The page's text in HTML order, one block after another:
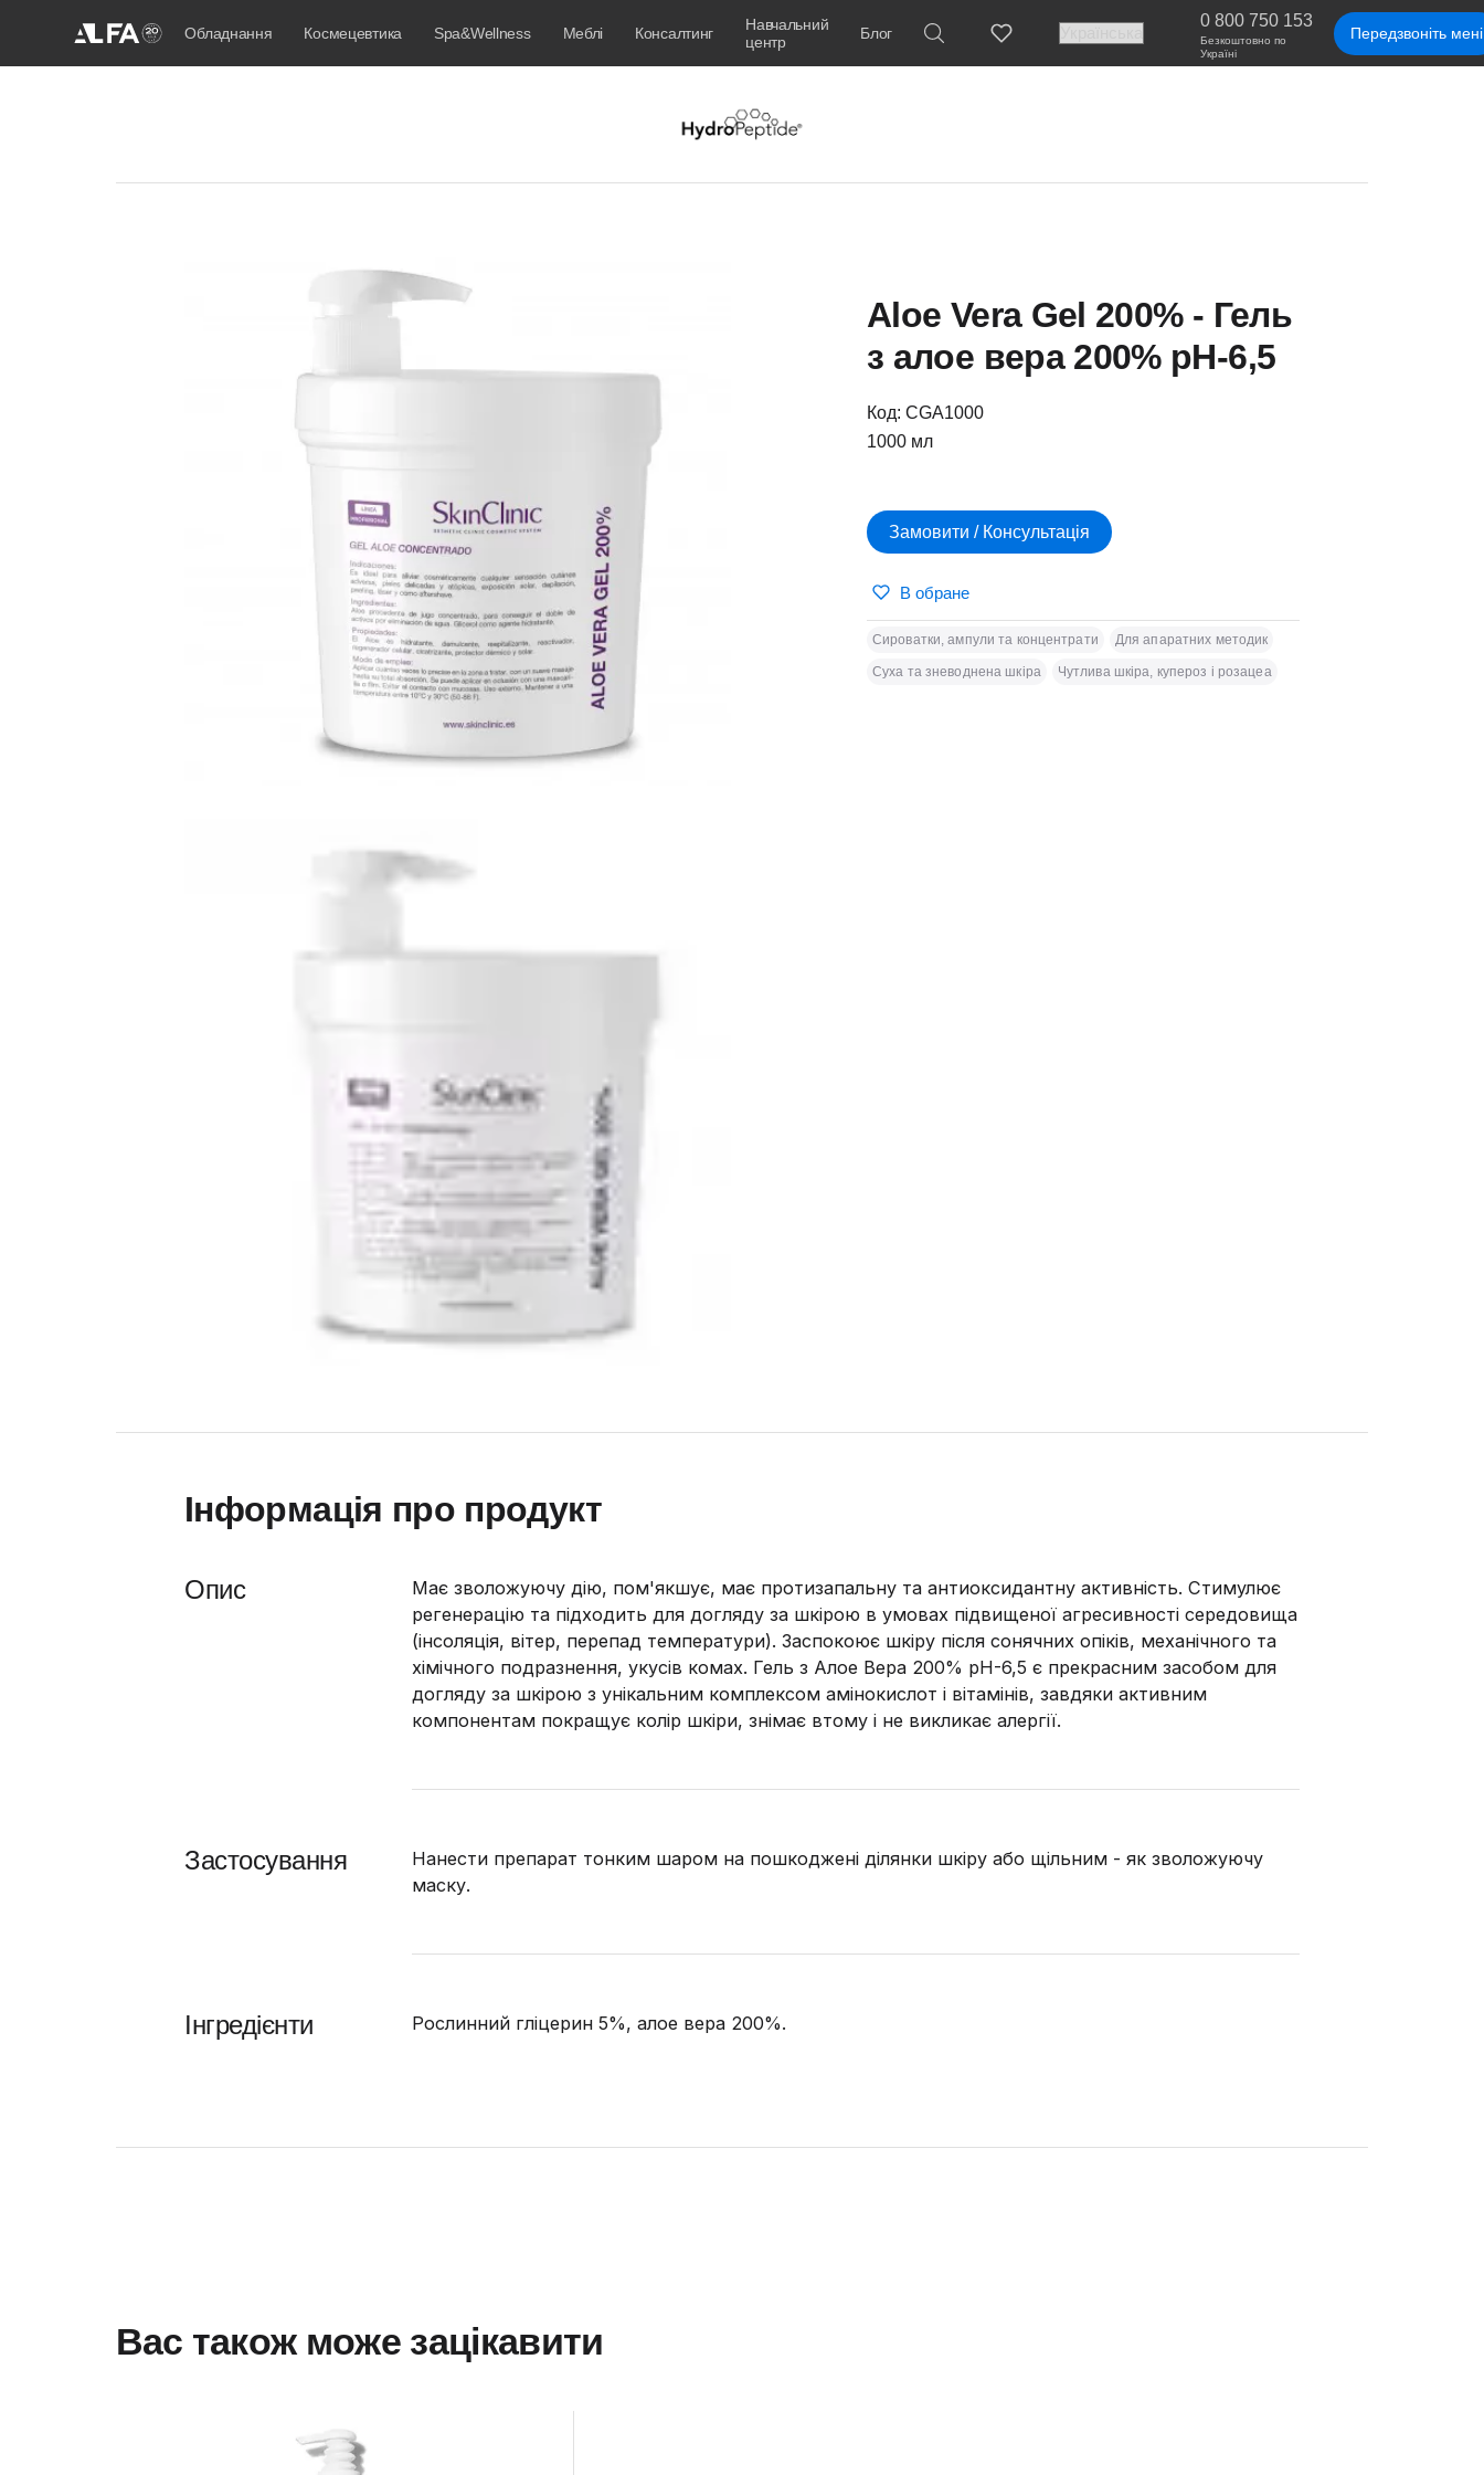
Обладнання Космецевтика Spa&Wellness Меблі Консалтинг
Навчальний
центр
Блог
0 800 750 153
Безкоштовно по
Україні
Передзвоніть мені
Aloe Vera Gel 200% - Гель
з алое вера 200% рН-6,5
Код: CGA1000
1000 мл
Замовити / Консультація
В обране
Сироватки, ампули та концентрати Для апаратних методик
Суха та зневоднена шкіра Чутлива шкіра, купероз і розацеа
Інформація про продукт
Опис
Має зволожуючу дію, пом'якшує, має протизапальну та антиоксидантну активність. Стимулює
регенерацію та підходить для догляду за шкірою в умовах підвищеної агресивності середовища
(інсоляція, вітер, перепад температури). Заспокоює шкіру після сонячних опіків, механічного та
хімічного подразнення, укусів комах. Гель з Алое Вера 200% рН-6,5 є прекрасним засобом для
догляду за шкірою з унікальним комплексом амінокислот і вітамінів, завдяки активним
компонентам покращує колір шкіри, знімає втому і не викликає алергії.
Застосування
Нанести препарат тонким шаром на пошкоджені ділянки шкіру або щільним - як зволожуючу
маску.
Інгредієнти Рослинний гліцерин 5%, алое вера 200%.
Вас також може зацікавити